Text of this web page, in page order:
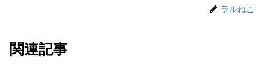
ラルねこ
関連記事